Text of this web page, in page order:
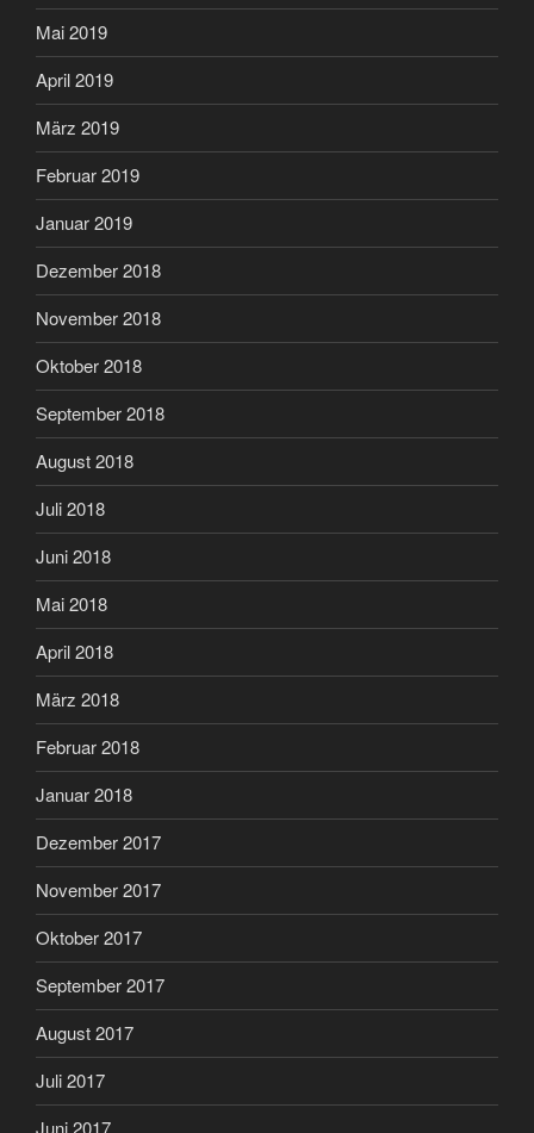
Mai 2019
April 2019
März 2019
Februar 2019
Januar 2019
Dezember 2018
November 2018
Oktober 2018
September 2018
August 2018
Juli 2018
Juni 2018
Mai 2018
April 2018
März 2018
Februar 2018
Januar 2018
Dezember 2017
November 2017
Oktober 2017
September 2017
August 2017
Juli 2017
Juni 2017